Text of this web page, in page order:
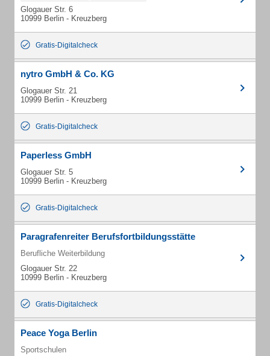
Glogauer Str. 6
10999 Berlin - Kreuzberg
Gratis-Digitalcheck
nytro GmbH & Co. KG
Glogauer Str. 21
10999 Berlin - Kreuzberg
Gratis-Digitalcheck
Paperless GmbH
Glogauer Str. 5
10999 Berlin - Kreuzberg
Gratis-Digitalcheck
Paragrafenreiter Berufsfortbildungsstätte
Berufliche Weiterbildung
Glogauer Str. 22
10999 Berlin - Kreuzberg
Gratis-Digitalcheck
Peace Yoga Berlin
Sportschulen